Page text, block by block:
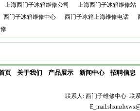
上海西门子冰箱维修公司
上海西门子冰箱维修站
西门子冰箱维修中心 西门子冰箱上海维修电话
页 关于我们 产品展示 新闻中心 招聘信息
联系人: 西门子维修中心 联